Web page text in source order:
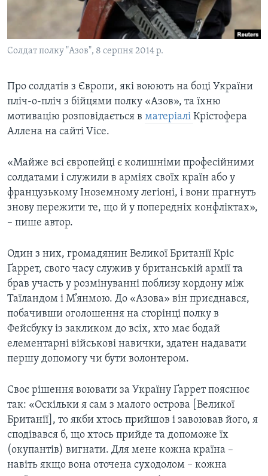
ІСТОРІЇ УСПІХУ УКРАЇНЦІВ
ТЕЛЕПРОГРАМИ
СТУДІЯ ВАШИНГТОН
ПРАЙМ-ТАЙМ
ENGLISH
Мови
Солдат полку "Азов", 8 серпня 2014 р.
Про солдатів з Європи, які воюють на боці України
пліч-о-пліч з бійцями полку «Азов», та їхню
мотивацію розповідається в матеріалі Крістофера
Аллена на сайті Vice.
«Майже всі європейці є колишніми професійними
солдатами і служили в арміях своїх країн або у
французькому Іноземному легіоні, і вони прагнуть
знову пережити те, що й у попередніх конфліктах»,
– пише автор.
Один з них, громадянин Великої Британії Кріс
Ґаррет, свого часу служив у британській армії та
брав участь у розмінуванні поблизу кордону між
Таїландом і М’янмою. До «Азова» він приєднався,
побачивши оголошення на сторінці полку в
Фейсбуку із закликом до всіх, хто має бодай
елементарні військові навички, здатен надавати
першу допомогу чи бути волонтером.
Своє рішення воювати за Україну Ґаррет пояснює
так: «Оскільки я сам з малого острова [Великої
Британії], то якби хтось прийшов і завоював його, я
сподівався б, що хтось прийде та допоможе їх
(окупантів) вигнати. Для мене кожна країна –
навіть якщо вона оточена суходолом – кожна